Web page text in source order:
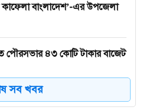
কাফেলা বাংলাদেশ’-এর উপজেলা
পৌরসভার ৪৩ কোটি টাকার বাজেট
শয্যায় উন্নীত করতে
সব খবর